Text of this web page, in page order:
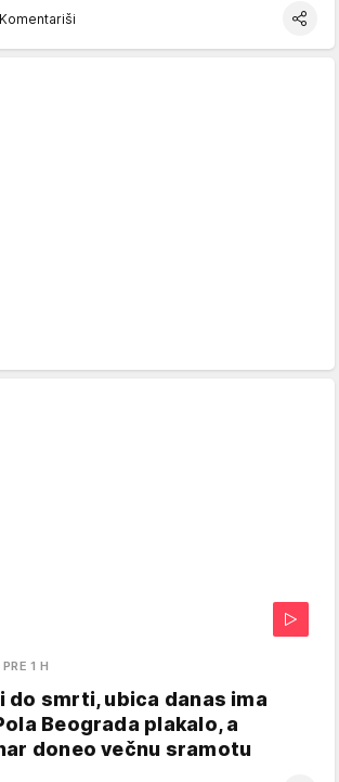
Komentariši
PRE 1 H
do smrti, ubica danas ima
Beograda plakalo, a
doneo večnu sramotu